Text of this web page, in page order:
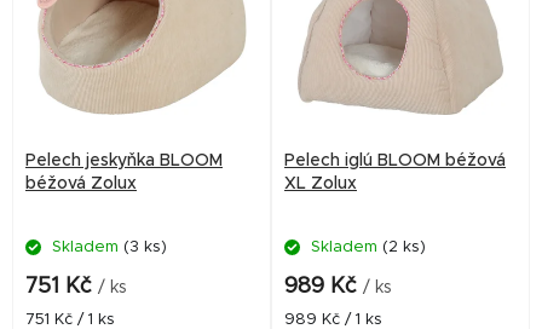
o
Pelech jeskyňka BLOOM
béžová Zolux
Skladem (3 ks)
751 Kč / ks
Měrná
751 Kč / 1 ks
Pelech iglú BLOOM béžová
XL Zolux
Skladem (2 ks)
989 Kč / ks
Měrná
989 Kč / 1 ks